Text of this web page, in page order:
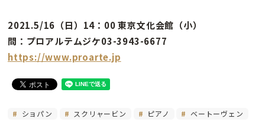
2021.5/16（日）14：00 東京文化会館（小）
問：プロアルテムジケ03-3943-6677
https://www.proarte.jp
ショパン スクリャービン ピアノ
ベートーヴェン